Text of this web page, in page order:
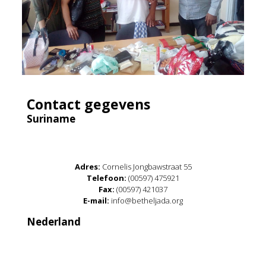
Contact gegevens
Suriname
Adres: Cornelis Jongbawstraat 55
Telefoon: (00597) 475921
Fax: (00597) 421037
E-mail: info@betheljada.org
Nederland